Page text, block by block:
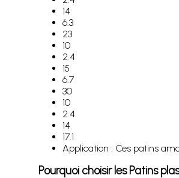
14
6.3
23
10
2.4
15
6.7
30
10
2.4
14
17.1
Application : Ces patins
Pourquoi choisir les Patins